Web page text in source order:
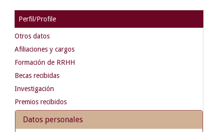
Perfil/Profile
Otros datos
Afiliaciones y cargos
Formación de RRHH
Becas recibidas
Investigación
Premios recibidos
Datos personales